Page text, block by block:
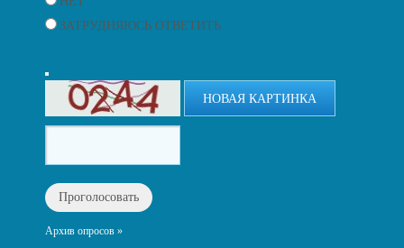
ЗАТРУДНЯЮСЬ ОТВЕТИТЬ
НОВАЯ КАРТИНКА
Архив опросов »